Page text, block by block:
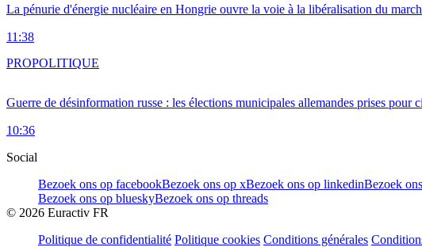
La pénurie d'énergie nucléaire en Hongrie ouvre la voie à la libéralisation du
11:38
Guerre de désinformation russe : les élections municipales allemandes prises pour
10:36
PROPOLITIQUE
Social
Bezoek ons op facebookBezoek ons op xBezoek ons op linkedinBezoek
Bezoek ons op blueskyBezoek ons op threads
© 2026 Euractiv FR
Politique de confidentialité Politique cookies Conditions générales